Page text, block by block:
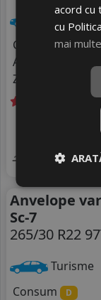
Turisme
Consum C
Aderenta
Zgomot
1190 RON
Anvelope
Sc-7
265/30 R22
Turisme
Consum
D
acord cu
cu
mai multe